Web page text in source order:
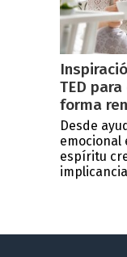
TED
forma
Desde
emocional
espíritu